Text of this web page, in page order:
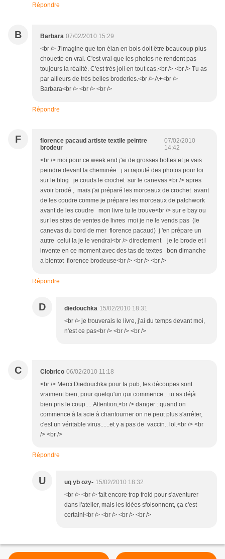
Répondre
B Barbara 07/02/2010 15:29
<br /> J'imagine que ton élan en bois doit être beaucoup plus
chouette en vrai. C'est vrai que les photos ne rendent pas
toujours la réalité. C'est très joli en tout cas.<br /> <br /> Tu as
par ailleurs de très belles broderies.<br /> A+<br />
Barbara<br /> <br /> <br />
Répondre
F
florence pacaud artiste textile peintre
brodeur
07/02/2010
14:42
<br /> moi pour ce week end j'ai de grosses bottes et je vais
peindre devant la cheminée j ai rajouté des photos pour toi
sur le blog je couds le crochet sur le canevas <br /> apres
avoir brodé , mais j'ai préparé les morceaux de crochet avant
de les coudre comme je prépare les morceaux de patchwork
avant de les coudre mon livre tu le trouve<br /> sur e bay ou
sur les sites de ventes de livres moi je ne le vends pas (le
canevas du bord de mer florence pacaud) j 'en prépare un
autre celui la je le vendrai<br /> directement je le brode et l
invente en ce moment avec des tas de textes bon dimanche
a bientot florence brodeuse<br /> <br /> <br />
Répondre
D diedouchka 15/02/2010 18:31
<br /> je trouverais le livre, j'ai du temps devant moi,
n'est ce pas<br /> <br /> <br />
C Clobrico 06/02/2010 11:18
<br /> Merci Diedouchka pour ta pub, tes découpes sont
vraiment bien, pour quelqu'un qui commence....tu as déjà
bien pris le coup.....Attention,<br /> danger : quand on
commence à la scie à chantourner on ne peut plus s'arrêter,
c'est un véritable virus......et y a pas de vaccin.. lol.<br /> <br
/> <br />
Répondre
U uq yb ozy- 15/02/2010 18:32
<br /> <br /> fait encore trop froid pour s'aventurer
dans l'atelier, mais les idées sfoisonnent, ça c'est
certain!<br /> <br /> <br /> <br />